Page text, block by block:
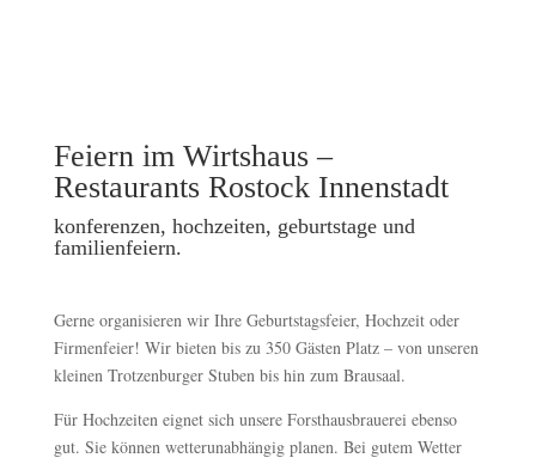
Feiern im Wirtshaus –
Restaurants Rostock Innenstadt
konferenzen, hochzeiten, geburtstage und
familienfeiern.
Gerne organisieren wir Ihre Geburtstagsfeier, Hochzeit oder
Firmenfeier! Wir bieten bis zu 350 Gästen Platz – von unseren
kleinen Trotzenburger Stuben bis hin zum Brausaal.
Für Hochzeiten eignet sich unsere Forsthausbrauerei ebenso
gut. Sie können wetterunabhängig planen. Bei gutem Wetter